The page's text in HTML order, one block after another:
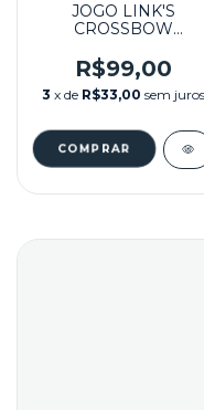
JOGO LINK'S
CROSSBOW
DURA) LACRADO -
WII
R$99,00
3 x de R$33,00 sem juros